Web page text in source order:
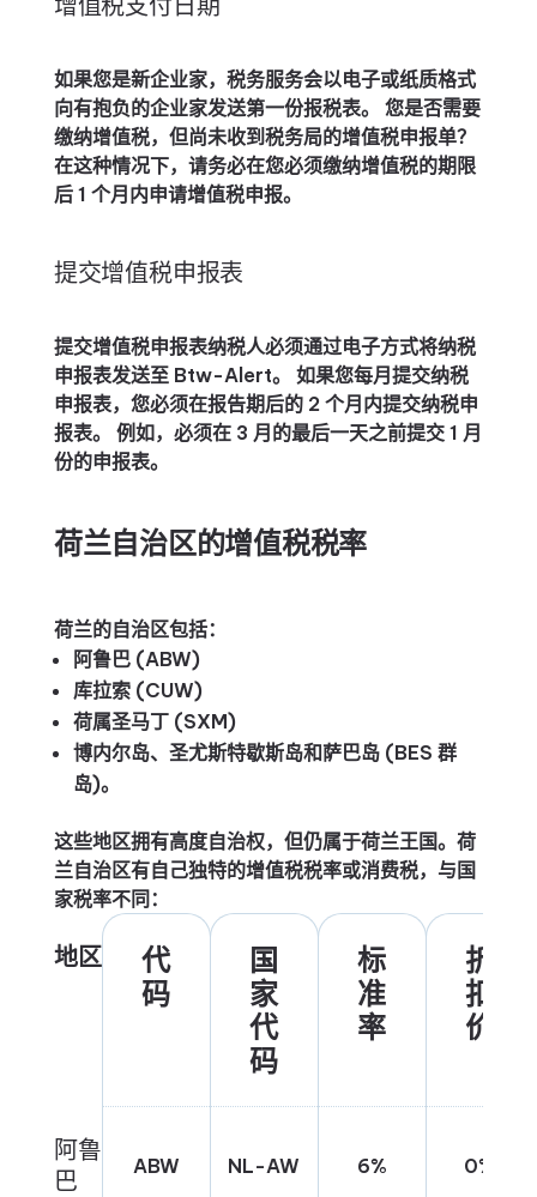
如果您是新企业家，税务服务会以电子或纸质格式
向有抱负的企业家发送第一份报税表。 您是否需要
缴纳增值税，但尚未收到税务局的增值税申报单？
在这种情况下，请务必在您必须缴纳增值税的期限
后 1 个月内申请增值税申报。
提交增值税申报表
提交增值税申报表纳税人必须通过电子方式将纳​​税
申报表发送至 Btw-Alert。 如果您每月提交纳税
申报表，您必须在报告期后的 2 个月内提交纳税申
报表。 例如，必须在 3 月的最后一天之前提交 1 月
份的申报表。
荷兰自治区的增值税税率
荷兰的自治区包括：
阿鲁巴 (ABW)
库拉索 (CUW)
荷属圣马丁 (SXM)
博内尔岛、圣尤斯特歇斯岛和萨巴岛 (BES 群
岛)。
这些地区拥有高度自治权，但仍属于荷兰王国。荷
兰自治区有自己独特的增值税税率或消费税，与国
家税率不同：
地区
代
码
国
家
代
码
标
准
率
折
扣
价
阿鲁
巴
ABW NL-AW 6% 0%